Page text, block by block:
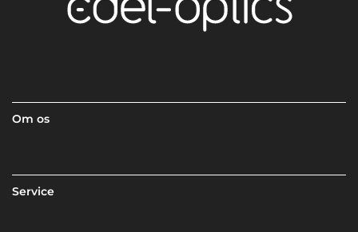
Om os
Service